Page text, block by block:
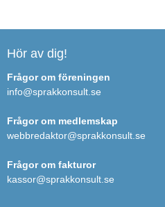
Hör av dig!
Frågor om föreningen
info@sprakkonsult.se
Frågor om medlemskap
webbredaktor@sprakkonsult.se
Frågor om fakturor
kassor@sprakkonsult.se